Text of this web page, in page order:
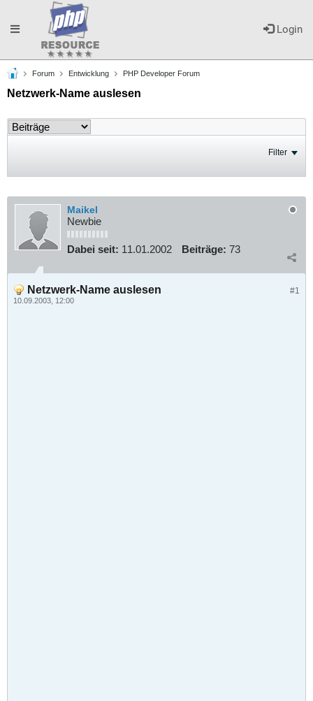
Login
Toggle
navigation
Forum Entwicklung PHP Developer Forum
Netzwerk-Name auslesen
Filter
Maikel
Newbie
Dabei seit: 11.01.2002 Beiträge: 73
#1
Netzwerk-Name auslesen
10.09.2003, 12:00